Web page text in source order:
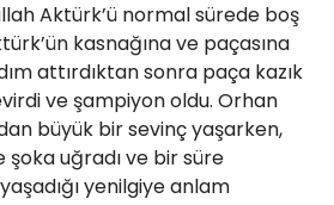
Aktürk’ü normal sürede boş
kasnağına ve paçasına
attırdıktan sonra paça kazık
ve şampiyon oldu. Orhan
büyük bir sevinç yaşarken,
şoka uğradı ve bir süre
yenilgiye anlam